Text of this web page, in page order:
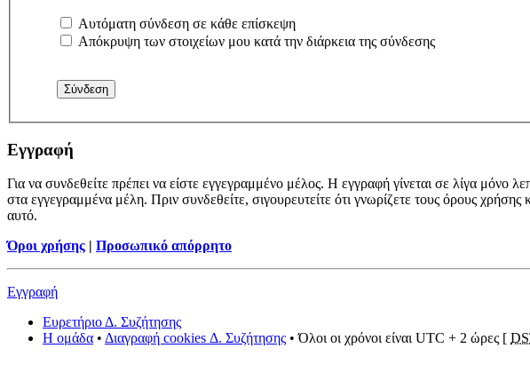
Αυτόματη σύνδεση σε κάθε επίσκεψη
Απόκρυψη των στοιχείων μου κατά την διάρκεια της σύνδεσης
Εγγραφή
Για να συνδεθείτε πρέπει να είστε εγγεγραμμένο μέλος. Η εγγραφή γίνεται σε λίγα μόνο
στα εγγεγραμμένα μέλη. Πριν συνδεθείτε, σιγουρευτείτε ότι γνωρίζετε τους όρους
αυτό.
Όροι χρήσης | Προσωπικό απόρρητο
Εγγραφή
Ευρετήριο Δ. Συζήτησης
Η ομάδα • Διαγραφή cookies Δ. Συζήτησης • Όλοι οι χρόνοι είναι UTC + 2 ώρες [